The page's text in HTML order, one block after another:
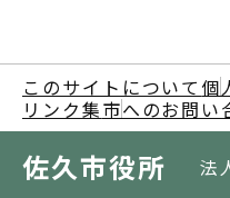
このサイトについて 個
リンク集市へのお問い
佐久市役所 法